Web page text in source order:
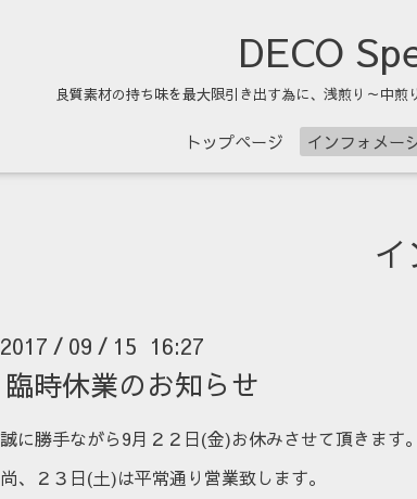
DECO
良質素材の持ち味を最大限引き出す為に、浅煎り～中
トップページ インフォメー
2017 / 09 / 15 16:27
臨時休業のお知らせ
誠に勝手ながら9月２２日(金)お休みさせて頂きます。
尚、２３日(土)は平常通り営業致します。